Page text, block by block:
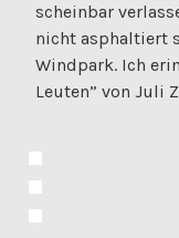
scheinbar
nicht asphaltiert
Windpark. Ich
Leuten” von Juli